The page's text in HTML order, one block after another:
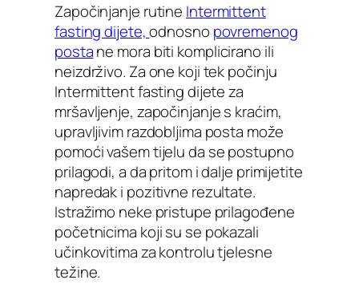
Započinjanje rutine Intermittent
fasting dijete,odnosno povremenog
postane mora biti komplicirano ili
neizdrživo. Za one koji tek počinju
Intermittent fasting dijete za
mršavljenje, započinjanje s kraćim,
upravljivim razdobljima posta može
pomoći vašem tijelu da se postupno
prilagodi, a da pritom i dalje primijetite
napredak i pozitivne rezultate.
Istražimo neke pristupe prilagođene
početnicima koji su se pokazali
učinkovitima za kontrolu tjelesne
težine.